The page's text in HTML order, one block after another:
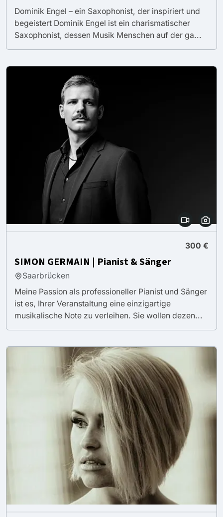
Dominik Engel – ein Saxophonist, der inspiriert und
begeistert Dominik Engel ist ein charismatischer
Saxophonist, dessen Musik Menschen auf der ga...
300 €
SIMON GERMAIN | Pianist & Sänger
Saarbrücken
Meine Passion als professioneller Pianist und Sänger
ist es, Ihrer Veranstaltung eine einzigartige
musikalische Note zu verleihen. Sie wollen dezen...